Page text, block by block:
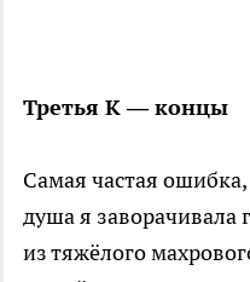
Третья К — концы
Самая частая
душа я заворачивала
из тяжёлого